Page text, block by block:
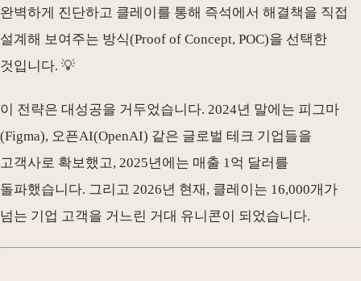
완벽하게 진단하고 클레이를 통해 즉석에서 해결책을 직접
설계해 보여주는 방식(Proof of Concept, POC)을 선택한
것입니다. 💡
이 전략은 대성공을 거두었습니다. 2024년 말에는 피그마
(Figma), 오픈AI(OpenAI) 같은 글로벌 테크 기업들을
고객사로 확보했고, 2025년에는 매출 1억 달러를
돌파했습니다. 그리고 2026년 현재, 클레이는 16,000개가
넘는 기업 고객을 거느린 거대 유니콘이 되었습니다.